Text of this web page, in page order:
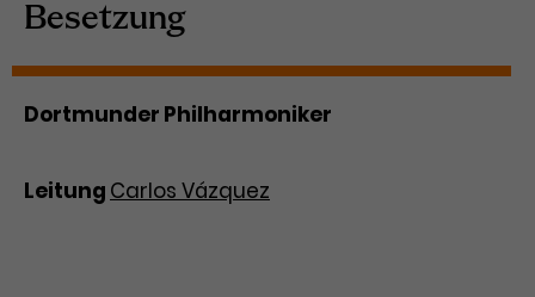
Besetzung
Dortmunder Philharmoniker
Leitung Carlos Vázquez